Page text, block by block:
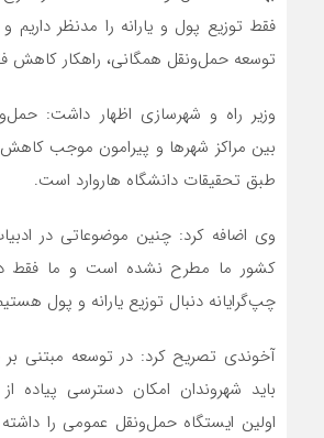
فقط توزیع پول و یارانه را مدنظر
توسعه حمل‌ونقل همگانی، راهکار کاهش
وزیر راه و شهرسازی اظهار داشت:
بین مراکز شهرها و پیرامون موجب
طبق تحقیقات دانشگاه هاروارد است.
وی اضافه کرد: چنین موضوعاتی در
کشور ما مطرح نشده است و ما فقط در
چپ‌گرایانه دنبال توزیع یارانه و پول
آخوندی تصریح کرد: در توسعه مبتنی
باید شهروندان امکان دسترسی
اولین ایستگاه حمل‌ونقل عمومی را